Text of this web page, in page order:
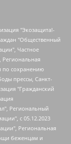
Издательский дом "Новая глава", Айнбиндер Александра Александровна, Московский комьюнити-центр для ЛГБТ+инициатив, Благотворительный фонд развития филантропии, Deutsche Welle (Германия, Kurt-Schumacher-Strasse 3, 53113 Bonn), Борзунова Мария Михайловна, Воробьев Виктор Викторович, Голубева Анна Львовна, Константинова Алла Михайловна, Малкова Ирина Владимировна, Мурадов Мурад Абдулгалимович, Осетинская Елизавета Николаевна, Понасенков Евгений Николаевич, Ганапольский Матвей Юрьевич, Киселев Евгений Алексеевич, Борухович Ирина Григорьевна, Дремин Иван Тимофеевич, Дубровский Дмитрий Викторович, Красноярская региональная общественная организация поддержки и развития альтернативных образовательных технологий и межкультурных коммуникаций "ИНТЕРРА", Маяковская Екатерина Алексеевна, Фейгин Марк Захарович, Филимонов Андрей Викторович, Дзугкоева Регина Николаевна, Доброхотов Роман Александрович, Дудь Юрий Александрович, Елкин Сергей Владимирович, Кругликов Кирилл Игоревич, Сабунаева Мария Леонидовна, Семенов Алексей Владимирович, Шаинян Карен Багратович, Шульман Екатерина Михайловна, Асафьев Артур Валерьевич, Вахштайн Виктор Семенович, Венедиктов Алексей Алексеевич, Лушникова Екатерина Евгеньевна, Волков Леонид Михайлович, Невзоров Александр Глебович, Пархоменко Сергей Борисович, Сироткин Ярослав Николаевич, Кара-Мурза Владимир Владимирович, Баранова Наталья Владимировна, Гозман Леонид Яковлевич, Кагарлицкий Борис Юльевич, Климарев Михаил Валерьевич, Милов Владимир Станиславович, Автономная некоммерческая организация Краснодарский центр современного искусства "Типография", Моргенштерн Алишер Тагирович, Соболь Любовь Эдуардовна, Общество с ограниченной ответственностью "ЛИЗА НОРМ", Каспаров Гарри Кимович, Ходорковский Михаил Борисович, Общество с ограниченной ответственностью "Апрельские тезисы", Данилович Ирина Брониславовна, Кашин Олег Владимирович, Петров Николай Владимирович, Пивоваров Алексей Владимирович, Соколов Михаил Владимирович, Цветкова Юлия Владимировна, Чичваркин Евгений Александрович, Комитет против пыток/Команда против пыток, Общество с ограниченной ответственностью "Первый научный", Общество с ограниченной ответственностью "Вертолет и ко", Белоцерковская Вероника Борисовна, Кац Максим Евгеньевич, Лазарева Татьяна Юрьевна, Шаведдинов Руслан Табризович, Яшин Илья Валерьевич, Общество с ограниченной ответственностью "Иноагент ААВ", Алешковский Дмитрий Петрович, Альбац Евгения Марковна, Быков Дмитрий Львович, Галямина Юлия Евгеньевна, Лойко Сергей Леонидович, Мартынов Кирилл Константинович, Медведев Сергей Александрович, Крашенинников Федор Геннадиевич, Гордеева Катерина Вл